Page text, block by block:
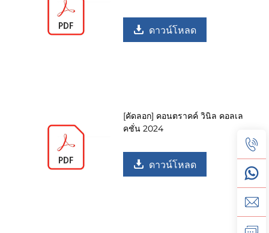
ดาวน์โหลด
[คัดลอก] คอนตราคค์ วินิล คอลเล
คชั่น 2024
ดาวน์โหลด